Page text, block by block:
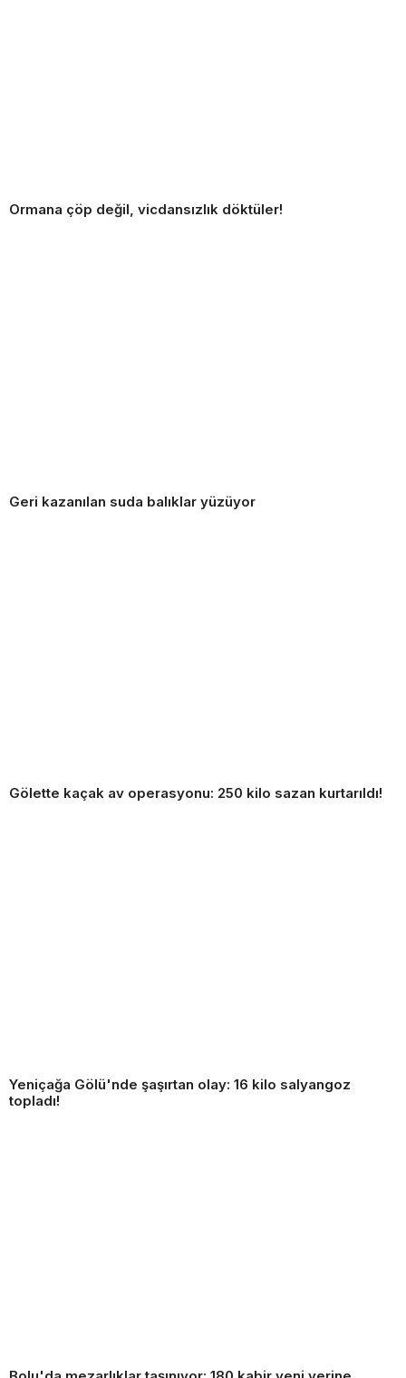
Ormana çöp değil, vicdansızlık döktüler!
Geri kazanılan suda balıklar yüzüyor
Gölette kaçak av operasyonu: 250 kilo sazan kurtarıldı!
Yeniçağa Gölü'nde şaşırtan olay: 16 kilo salyangoz
topladı!